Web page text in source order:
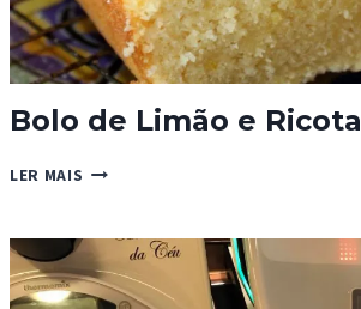
Bolo de Limão e Ricota
LER MAIS BOLO
E
RICOTA